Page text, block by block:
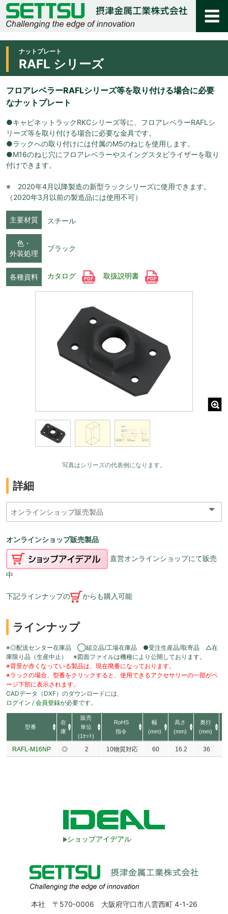
ナットプレート
RAFL シリーズ
フロアレベラーRAFLシリーズ等を取り付ける場合に必要
なナットプレート
●キャビネットラックRKCシリーズ等に、フロアレベラーRAFLシ
リーズ等を取り付ける場合に必要な金具です。
●ラックへの取り付けには付属のM5のねじを使用します。
●M16のねじ穴にフロアレベラーやスイングスタビライザーを取り
付けできます。
※ 2020年4月以降製造の新型ラックシリーズに使用できます。
（2020年3月以前の製造品には使用不可）
主要材質 スチール
色・
外装処理
ブラック
各種資料 カタログ 取扱説明書
写真はシリーズの代表例になります。
詳細
オンラインショップ販売製品
直営オンラインショップにて販売
中
下記ラインナップの からも購入可能
ラインナップ
※◎配送センター在庫品 ◯組立品/工場在庫品 ●受注生産品/取寄品 △在
庫限り品（生産中止） ※図面ファイルは機種により公開しております。
※背景が赤くなっている製品は、現在廃番になっております。
※ラックの場合、型番をクリックすると、使用できるアクセサリーの一部がペ
ージ下部に表示されます。
CADデータ（DXF）のダウンロードには、
ログイン / 会員登録が必要です。
型番
在
庫
販売
単位
(1ｾｯﾄ)
RoHS
指令
幅
(mm)
高さ
(mm)
奥行
(mm)
RAFL-M16NP ◎ 2 10物質対応 60 16.2 36
ショップアイデアル
本社 〒570-0006 大阪府守口市八雲西町 4-1-26